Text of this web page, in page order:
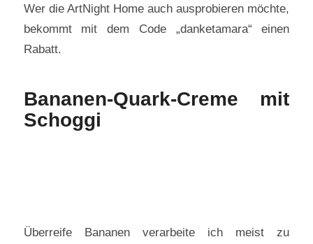
Wer die ArtNight Home auch ausprobieren möchte,
bekommt mit dem Code „danketamara“ einen
Rabatt.
Bananen-Quark-Creme mit
Schoggi
Überreife Bananen verarbeite ich meist zu